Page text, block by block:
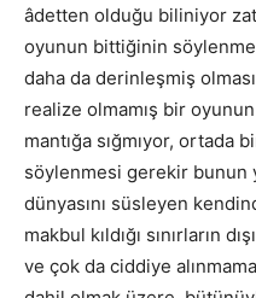
âdetten olduğu biliniyor
oyunun bittiğinin
daha da derinleşmiş
realize olmamış bir
mantığa sığmıyor, ortada
söylenmesi gerekir bunun
dünyasını süsleyen
makbul kıldığı sınırların
ve çok da ciddiye